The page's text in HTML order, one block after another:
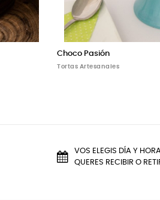
Choco Pasión
Tortas Artesanales
VOS ELEGIS DÍA Y
QUERES RECIBIR O